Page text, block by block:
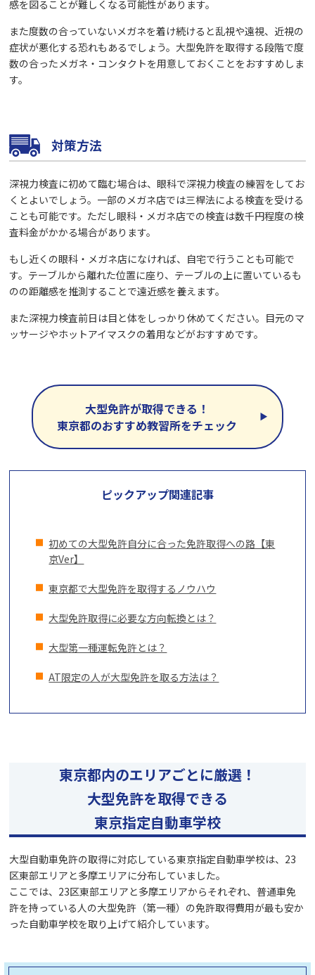
感を図ることが難しくなる可能性があります。
また度数の合っていないメガネを着け続けると乱視や遠視、近視の
症状が悪化する恐れもあるでしょう。大型免許を取得する段階で度
数の合ったメガネ・コンタクトを用意しておくことをおすすめしま
す。
対策方法
深視力検査に初めて臨む場合は、眼科で深視力検査の練習をしてお
くとよいでしょう。一部のメガネ店では三桿法による検査を受ける
ことも可能です。ただし眼科・メガネ店での検査は数千円程度の検
査料金がかかる場合があります。
もし近くの眼科・メガネ店になければ、自宅で行うことも可能で
す。テーブルから離れた位置に座り、テーブルの上に置いているも
のの距離感を推測することで遠近感を養えます。
また深視力検査前日は目と体をしっかり休めてください。目元のマ
ッサージやホットアイマスクの着用などがおすすめです。
大型免許が取得できる！
東京都のおすすめ教習所をチェック
ピックアップ関連記事
初めての大型免許自分に合った免許取得への路【東
京Ver】
東京都で大型免許を取得するノウハウ
大型免許取得に必要な方向転換とは？
大型第一種運転免許とは？
AT限定の人が大型免許を取る方法は？
東京都内のエリアごとに厳選！
大型免許を取得できる
東京指定自動車学校
大型自動車免許の取得に対応している東京指定自動車学校は、23
区東部エリアと多摩エリアに分布していました。
ここでは、23区東部エリアと多摩エリアからそれぞれ、普通車免
許を持っている人の大型免許（第一種）の免許取得費用が最も安か
った自動車学校を取り上げて紹介しています。